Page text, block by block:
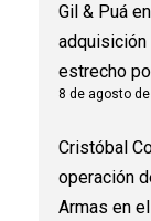
Gil & Puá en
adquisición
estrecho
8 de agosto
Cristóbal
operación
Armas en